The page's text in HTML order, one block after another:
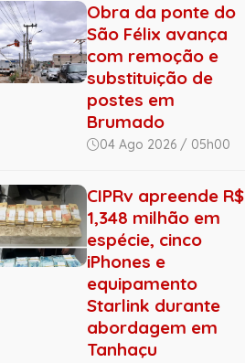
Obra da ponte do
São Félix avança
com remoção e
substituição de
postes em
Brumado
04 Ago 2026 / 05h00
CIPRv apreende R$
1,348 milhão em
espécie, cinco
iPhones e
equipamento
Starlink durante
abordagem em
Tanhaçu